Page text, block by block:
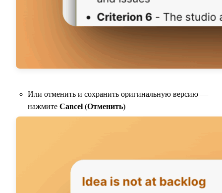
Или отменить и сохранить оригинальную версию —
нажмите Cancel (Отменить)